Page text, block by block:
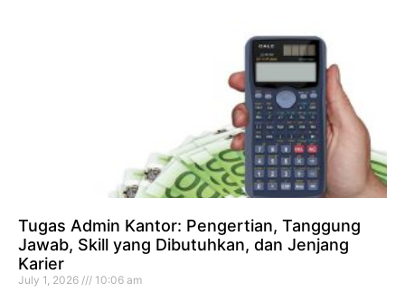
Tugas Admin Kantor: Pengertian, Tanggung
Jawab, Skill yang Dibutuhkan, dan Jenjang
Karier
July 1, 2026 10:06 am